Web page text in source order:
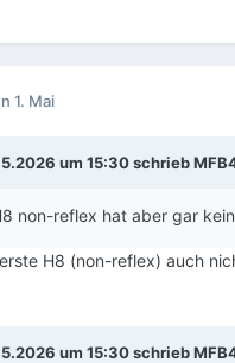
1. Mai
um 15:30 schrieb
non-reflex hat aber gar
H8 (non-reflex) auch
um 15:30 schrieb